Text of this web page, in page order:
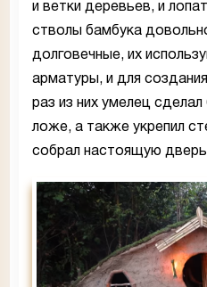
и ветки деревьев, и
стволы бамбука
долговечные, их
арматуры, и для
раз из них умелец
ложе, а также укрепил
собрал настоящую